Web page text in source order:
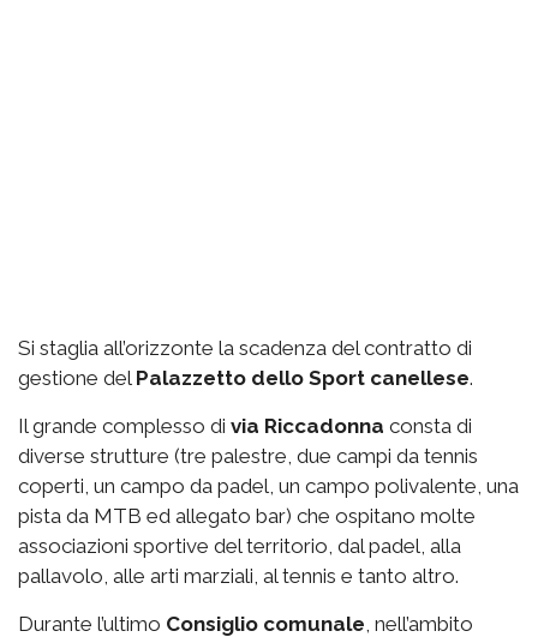
Si staglia all’orizzonte la scadenza del contratto di
gestione del Palazzetto dello Sport canellese.
Il grande complesso di via Riccadonna consta di
diverse strutture (tre palestre, due campi da tennis
coperti, un campo da padel, un campo polivalente, una
pista da MTB ed allegato bar) che ospitano molte
associazioni sportive del territorio, dal padel, alla
pallavolo, alle arti marziali, al tennis e tanto altro.
Durante l’ultimo Consiglio comunale , nell’ambito